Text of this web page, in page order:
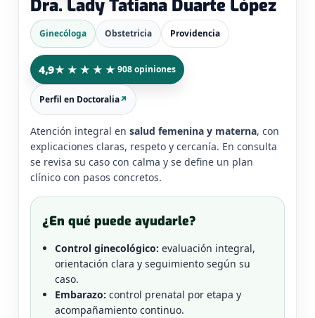
Dra. Lady Tatiana Duarte López
Ginecóloga Obstetricia Providencia
4,9★★★★★ 908 opiniones
Perfil en Doctoralia↗
Atención integral en salud femenina y materna, con
explicaciones claras, respeto y cercanía. En consulta
se revisa su caso con calma y se define un plan
clínico con pasos concretos.
¿En qué puede ayudarle?
Control ginecológico: evaluación integral,
orientación clara y seguimiento según su
caso.
Embarazo: control prenatal por etapa y
acompañamiento continuo.